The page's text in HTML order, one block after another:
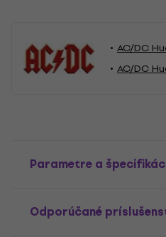
AC/DC
AC/DC
Parametre a
Odporúčané